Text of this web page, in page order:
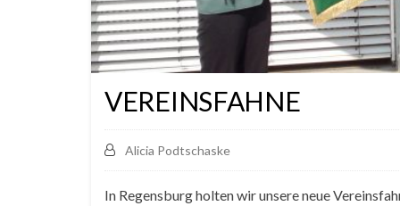
VEREINSFAHNE
Alicia Podtschaske
In Regensburg holten wir unsere neue